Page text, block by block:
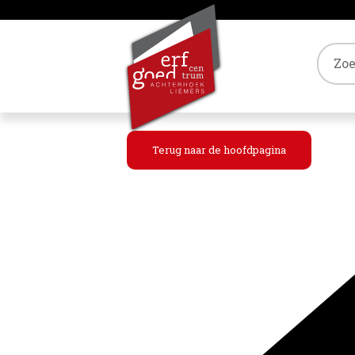
Terug naar de hoofdpagina